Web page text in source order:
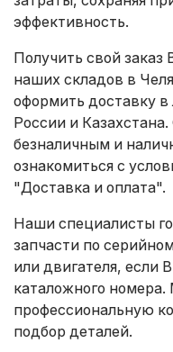
эффективность.
Получить свой
наших складов в
оформить доставку
России и
безналичным и
ознакомиться с
"Доставка и оплата".
Наши специалисты
запчасти по
или двигателя, если
каталожного
профессиональную
подбор деталей.